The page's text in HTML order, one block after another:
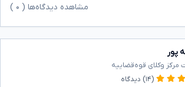
مشاهده دیدگاه‌ها ( ۰
پور
مرکز وکلای قوه‌قضاییه
(۱۴) دیدگاه